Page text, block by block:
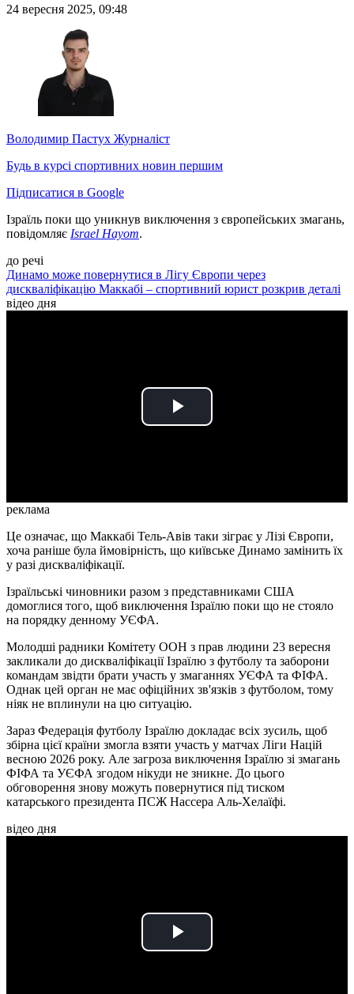
24 вересня 2025, 09:48
Володимир Пастух Журналіст
Будь в курсі спортивних новин першим
Підписатися в Google
Ізраїль поки що уникнув виключення з європейських змагань,
повідомляє Israel Hayom.
до речі
Динамо може повернутися в Лігу Європи через
дискваліфікацію Маккабі – спортивний юрист розкрив деталі
відео дня
Play
реклама
Це означає, що Маккабі Тель-Авів таки зіграє у Лізі Європи,
хоча раніше була ймовірність, що київське Динамо замінить їх
у разі дискваліфікації.
Ізраїльські чиновники разом з представниками США
домоглися того, щоб виключення Ізраїлю поки що не стояло
на порядку денному УЄФА.
Молодші радники Комітету ООН з прав людини 23 вересня
закликали до дискваліфікації Ізраїлю з футболу та заборони
командам звідти брати участь у змаганнях УЄФА та ФІФА.
Однак цей орган не має офіційних зв'язків з футболом, тому
ніяк не вплинули на цю ситуацію.
Зараз Федерація футболу Ізраїлю докладає всіх зусиль, щоб
збірна цієї країни змогла взяти участь у матчах Ліги Націй
весною 2026 року. Але загроза виключення Ізраїлю зі змагань
ФІФА та УЄФА згодом нікуди не зникне. До цього
обговорення знову можуть повернутися під тиском
катарського президента ПСЖ Нассера Аль-Хелаїфі.
відео дня
Play